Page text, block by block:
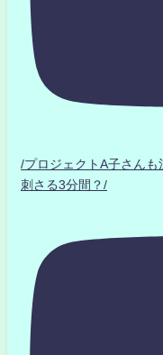
/プロジェクトA子さん
刺さる3分間？/